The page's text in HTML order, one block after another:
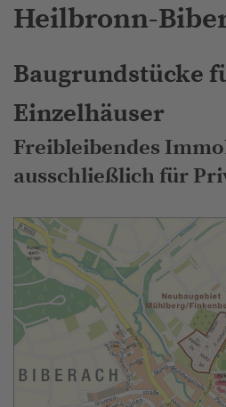
Heilbronn-
Baugrundstücke
Einzelhäuser
Freibleibendes
ausschließlich für